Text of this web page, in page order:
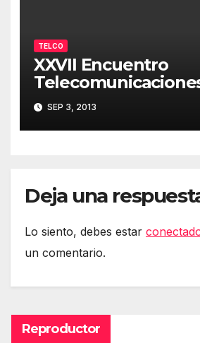
TELCO
XXVII Encuentro
Resumen 03/09/2013
SEP 3, 2013
Deja una
Lo siento, debes estar
un comentario.
Reproductor